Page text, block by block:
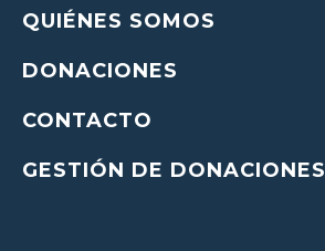
QUIÉNES SOMOS
DONACIONES
CONTACTO
GESTIÓN DE DONACIONES